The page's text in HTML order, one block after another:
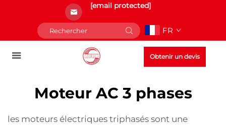
[email protected]
FR
Obtenir un devis
Moteur AC 3 phases
les moteurs électriques triphasés sont une